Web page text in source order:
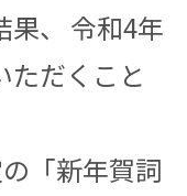
、 令和4年
ただくこと
「新年賀詞